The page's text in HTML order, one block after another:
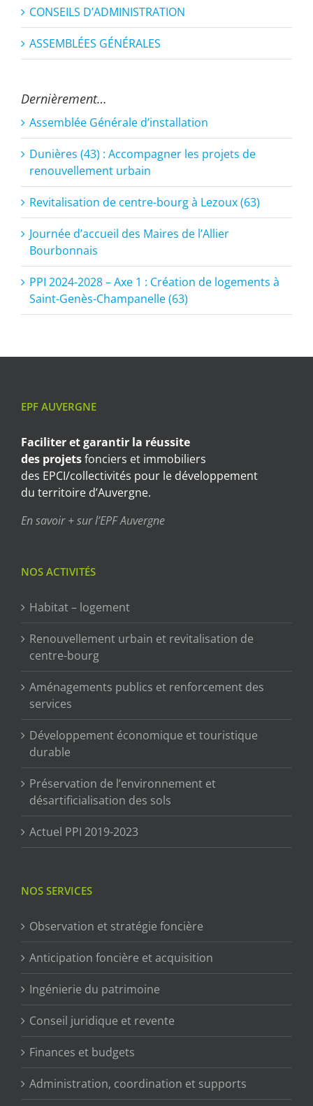
CONSEILS D’ADMINISTRATION
ASSEMBLÉES GÉNÉRALES
Dernièrement…
Assemblée Générale d’installation
Dunières (43) : Accompagner les projets de
renouvellement urbain
Revitalisation de centre-bourg à Lezoux (63)
Journée d’accueil des Maires de l’Allier
Bourbonnais
PPI 2024-2028 – Axe 1 : Création de logements à
Saint-Genès-Champanelle (63)
EPF AUVERGNE
Faciliter et garantir la réussite
des projetsfonciers et immobiliers
des EPCI/collectivités pour le développement
du territoire d’Auvergne.
En savoir + sur l’EPF Auvergne
NOS ACTIVITÉS
Habitat – logement
Renouvellement urbain et revitalisation de
centre-bourg
Aménagements publics et renforcement des
services
Développement économique et touristique
durable
Préservation de l’environnement et
désartificialisation des sols
Actuel PPI 2019-2023
NOS SERVICES
Observation et stratégie foncière
Anticipation foncière et acquisition
Ingénierie du patrimoine
Conseil juridique et revente
Finances et budgets
Administration, coordination et supports